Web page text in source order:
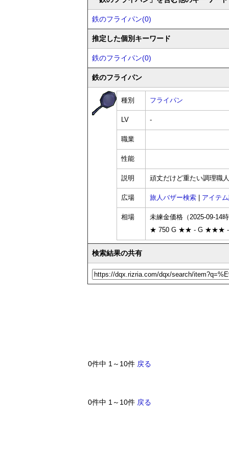
鉄のフライパン(0)
推定した個別キーワード
鉄のフライパン(0)
鉄のフライパン
種別 フライパン
LV -
職業
性能
説明 頑丈だけど重たい調理職
広場 旅人バザー検索 アイテ
相場
未練金価格（2025-09-14時
★ 750 G ★★ - G ★★★ -
検索結果の共有
0件中 1～10件 戻る
0件中 1～10件 戻る